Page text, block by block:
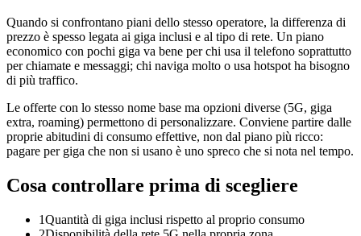
Quando si confrontano piani dello stesso operatore, la differenza di
prezzo è spesso legata ai giga inclusi e al tipo di rete. Un piano
economico con pochi giga va bene per chi usa il telefono soprattutto
per chiamate e messaggi; chi naviga molto o usa hotspot ha bisogno
di più traffico.
Le offerte con lo stesso nome base ma opzioni diverse (5G, giga
extra, roaming) permettono di personalizzare. Conviene partire dalle
proprie abitudini di consumo effettive, non dal piano più ricco:
pagare per giga che non si usano è uno spreco che si nota nel tempo.
Cosa controllare prima di scegliere
1Quantità di giga inclusi rispetto al proprio consumo